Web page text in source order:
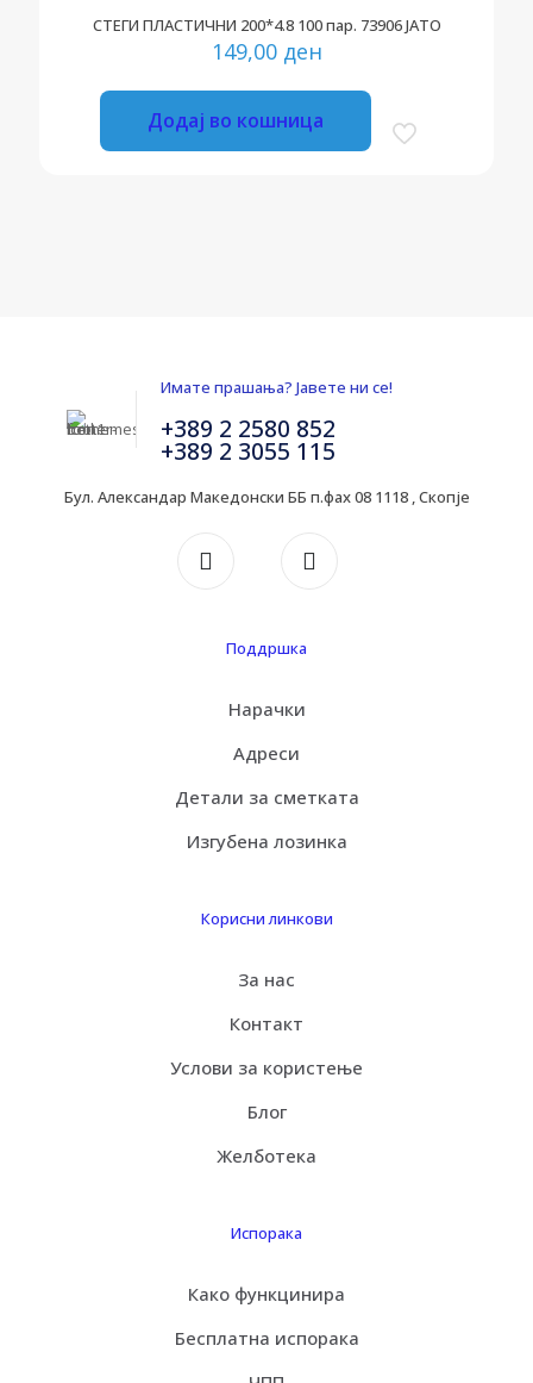
СТЕГИ ПЛАСТИЧНИ 200*4.8 100 пар. 73906 ЈАТО
149,00 ден
Додај во кошница
Имате прашања? Јавете ни се!
+389 2 2580 852
+389 2 3055 115
Бул. Александар Македонски ББ п.фах 08 1118 , Скопје
Поддршка
Нарачки
Адреси
Детали за сметката
Изгубена лозинка
Корисни линкови
За нас
Контакт
Услови за користење
Блог
Желботека
Испорака
Како функцинира
Бесплатна испорака